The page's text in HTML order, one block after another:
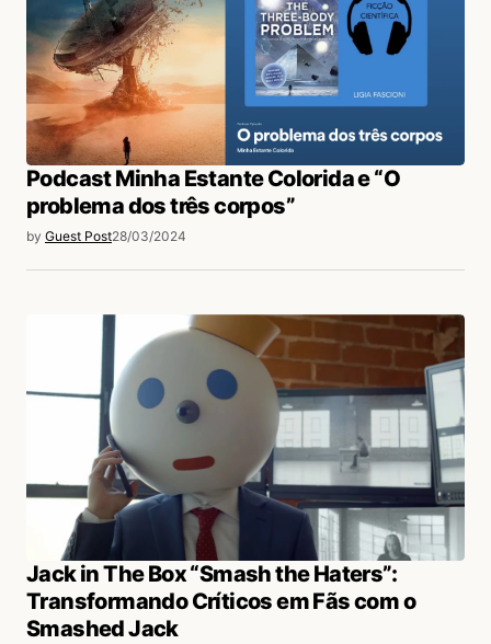
Podcast Minha Estante Colorida e “O
problema dos três corpos”
by Guest Post28/03/2024
Jack in The Box “Smash the Haters”:
Transformando Críticos em Fãs com o
Smashed Jack